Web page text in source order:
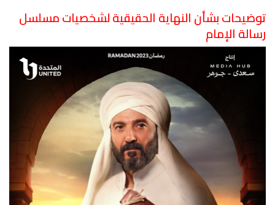
توضيحات بشأن النهاية الحقيقية لشخصيات مسلسل
رسالة الإمام